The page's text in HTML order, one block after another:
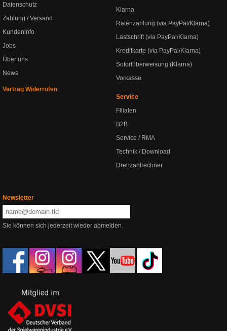
Datenschutz
Zahlung / Versand
Kundeninfo
Jobs
Über uns
News
Vertrag Widerrufen
Klarna
Ratenzahlung (via PayPal/Klarna)
Lastschrift (via PayPal/Klarna)
Kreditkarte (via PayPal/Klarna)
Sofortüberweisung (Klarna)
Vorkasse
Service
Filialen
B2B
Service / RMA
Technik / Download
Drehzahlrechner
Newsletter
Sie können sich jederzeit wieder abmelden.